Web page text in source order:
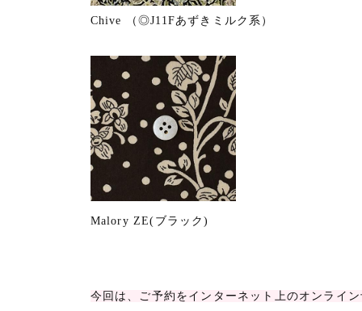
Chive （◎J11Fあずきミルク系）
Malory ZE(ブラック)
今回は、ご予約をインターネット上のオンライン